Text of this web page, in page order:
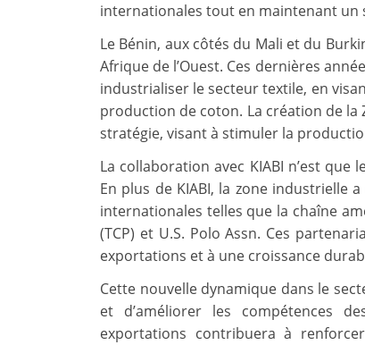
internationales tout en maintenant un
Le Bénin, aux côtés du Mali et du
Afrique de l’Ouest. Ces dernières
industrialiser le secteur textile, en
production de coton. La création de la
stratégie, visant à stimuler la
La collaboration avec KIABI n’est que
En plus de KIABI, la zone industrielle
internationales telles que la chaîne
(TCP) et U.S. Polo Assn. Ces
exportations et à une croissance
Cette nouvelle dynamique dans le
et d’améliorer les compétences
exportations contribuera à